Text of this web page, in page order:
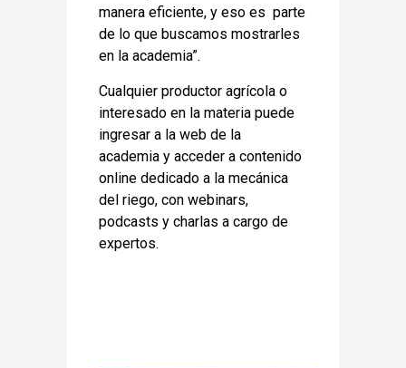
manera eficiente, y eso es parte
de lo que buscamos mostrarles
en la academia”.
Cualquier productor agrícola o
interesado en la materia puede
ingresar a la web de la
academia y acceder a contenido
online dedicado a la mecánica
del riego, con webinars,
podcasts y charlas a cargo de
expertos.